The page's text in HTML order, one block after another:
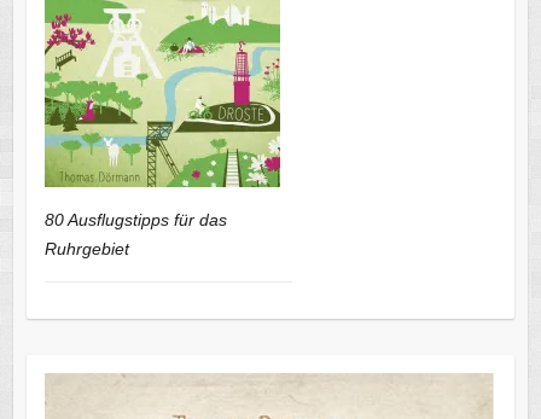
80 Ausflugstipps für das
Ruhrgebiet